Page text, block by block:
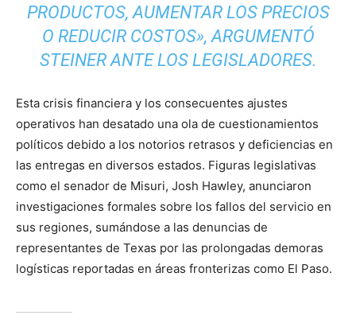
PRODUCTOS, AUMENTAR LOS PRECIOS
O REDUCIR COSTOS», ARGUMENTÓ
STEINER ANTE LOS LEGISLADORES.
Esta crisis financiera y los consecuentes ajustes
operativos han desatado una ola de cuestionamientos
políticos debido a los notorios retrasos y deficiencias en
las entregas en diversos estados. Figuras legislativas
como el senador de Misuri, Josh Hawley, anunciaron
investigaciones formales sobre los fallos del servicio en
sus regiones, sumándose a las denuncias de
representantes de Texas por las prolongadas demoras
logísticas reportadas en áreas fronterizas como El Paso.